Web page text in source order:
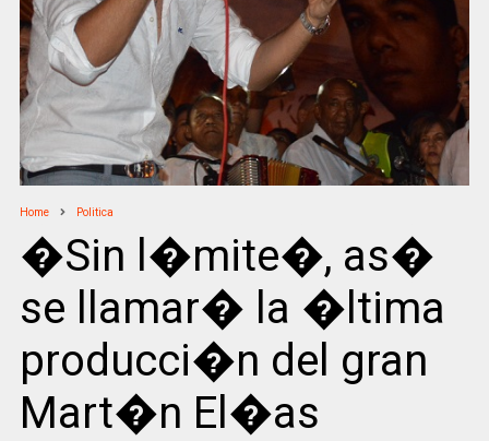
Home Politica
�Sin l�mite�, as�
se llamar� la �ltima
producci�n del gran
Mart�n El�as